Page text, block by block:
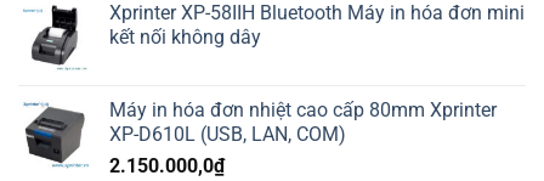
Xprinter XP-58IIH Bluetooth Máy in hóa đơn mini
kết nối không dây
Máy in hóa đơn nhiệt cao cấp 80mm Xprinter
XP-D610L (USB, LAN, COM)
2.150.000,0₫